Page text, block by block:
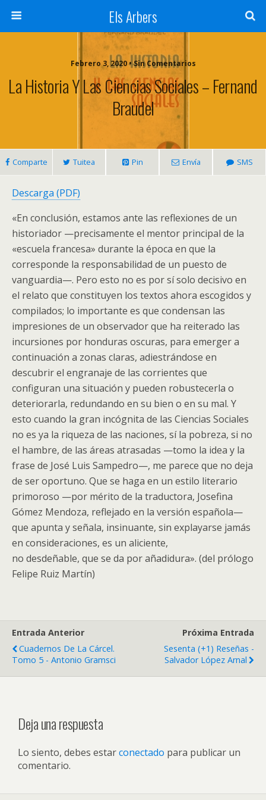
Els Arbers
Febrero 3, 2020 • Sin Comentarios
La Historia Y Las Ciencias Sociales – Fernand
Braudel
Comparte Tuitea Pin Envía SMS
Descarga (PDF)
«En conclusión, estamos ante las reflexiones de un
historiador —precisamente el mentor principal de la
«escuela francesa» durante la época en que la
corresponde la responsabilidad de un puesto de
vanguardia—. Pero esto no es por sí solo decisivo en
el relato que constituyen los textos ahora escogidos y
compilados; lo importante es que condensan las
impresiones de un observador que ha reiterado las
incursiones por honduras oscuras, para emerger a
continuación a zonas claras, adiestrándose en
descubrir el engranaje de las corrientes que
configuran una situación y pueden robustecerla o
deteriorarla, redundando en su bien o en su mal. Y
esto cuando la gran incógnita de las Ciencias Sociales
no es ya la riqueza de las naciones, sí la pobreza, si no
el hambre, de las áreas atrasadas —tomo la idea y la
frase de José Luis Sampedro—, me parece que no deja
de ser oportuno. Que se haga en un estilo literario
primoroso —por mérito de la traductora, Josefina
Gómez Mendoza, reflejado en la versión española—
que apunta y señala, insinuante, sin explayarse jamás
en consideraciones, es un aliciente,
no desdeñable, que se da por añadidura». (del prólogo
Felipe Ruiz Martín)
Entrada Anterior
Cuadernos De La Cárcel.
Tomo 5 - Antonio Gramsci
Próxima Entrada
Sesenta (+1) Reseñas -
Salvador López Arnal
Deja una respuesta
Lo siento, debes estarconectado para publicar un
comentario.